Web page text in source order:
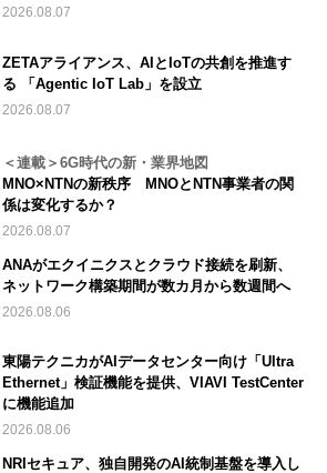
2026.08.07
ZETAアライアンス、AIとIoTの共創を推進す
る 「Agentic IoT Lab」を設立
2026.08.07
＜連載＞6G時代の新・業界地図
MNO×NTNの新秩序 MNOとNTN事業者の関
係は変化するか？
2026.08.07
ANAがエクイニクスとクラウド接続を刷新、
ネットワーク構築期間が数カ月から数週間へ
2026.08.06
東陽テクニカがAIデータセンター向け「Ultra
Ethernet」検証機能を提供、VIAVI TestCenter
に機能追加
2026.08.06
NRIセキュア、独自開発のAI統制基盤を導入し